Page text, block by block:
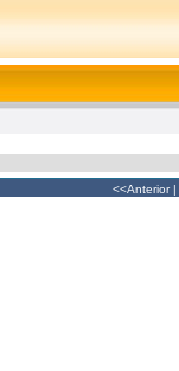
<<Anterior|